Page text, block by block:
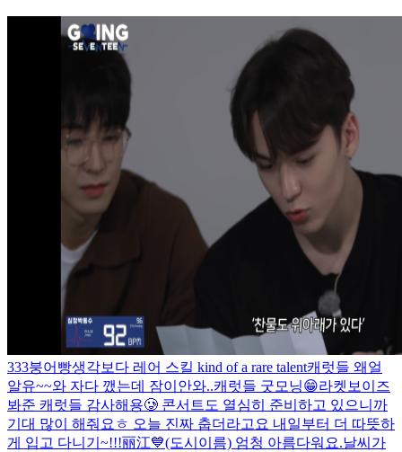
333붕어빵생각보다 레어 스킬 kind of a rare talent캐럿들 왜얼
알유~~와 자다 깼는데 잠이안와..캐럿들 굿모닝😁라켓보이즈
봐준 캐럿들 감사해용🥲 콘서트도 열심히 준비하고 있으니까
기대 많이 해줘요ㅎ 오늘 진짜 춥더라고요 내일부터 더 따뜻하
게 입고 다니기~!!!丽江💙(도시이름) 엄청 아름다워요.날씨가